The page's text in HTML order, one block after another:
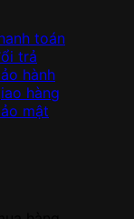
toán
trả
hành
hàng
mật